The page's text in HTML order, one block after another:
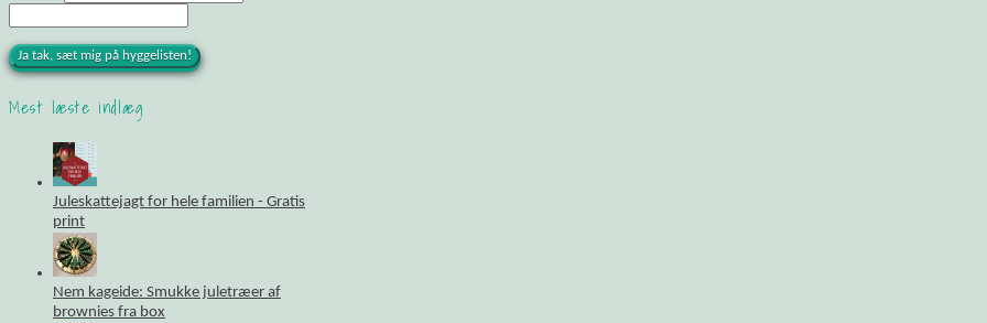
Mest læste indlæg
Juleskattejagt for hele familien - Gratis
print
Nem kageide: Smukke juletræer af
brownies fra box